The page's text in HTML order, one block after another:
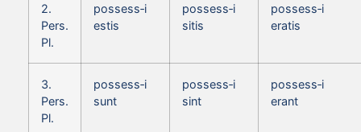
2.
Pers.
Pl.
possess‑i
estis
possess‑i
sitis
possess‑i
eratis
3.
Pers.
Pl.
possess‑i
sunt
possess‑i
sint
possess‑i
erant